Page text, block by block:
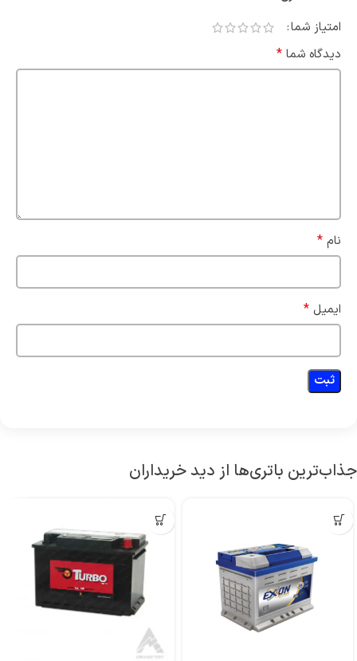
امتیاز شما
دیدگاه شما *
نام *
ایمیل *
جذاب‌ترین باتری‌ها از دید خریداران